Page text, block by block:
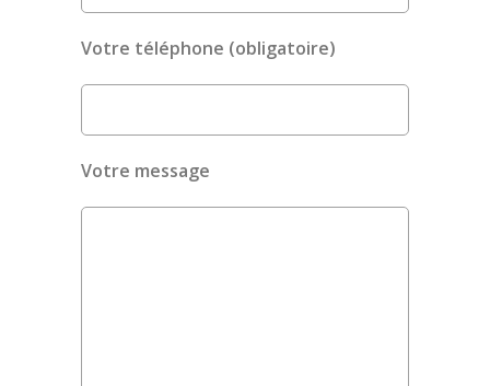
Votre téléphone (obligatoire)
Votre message